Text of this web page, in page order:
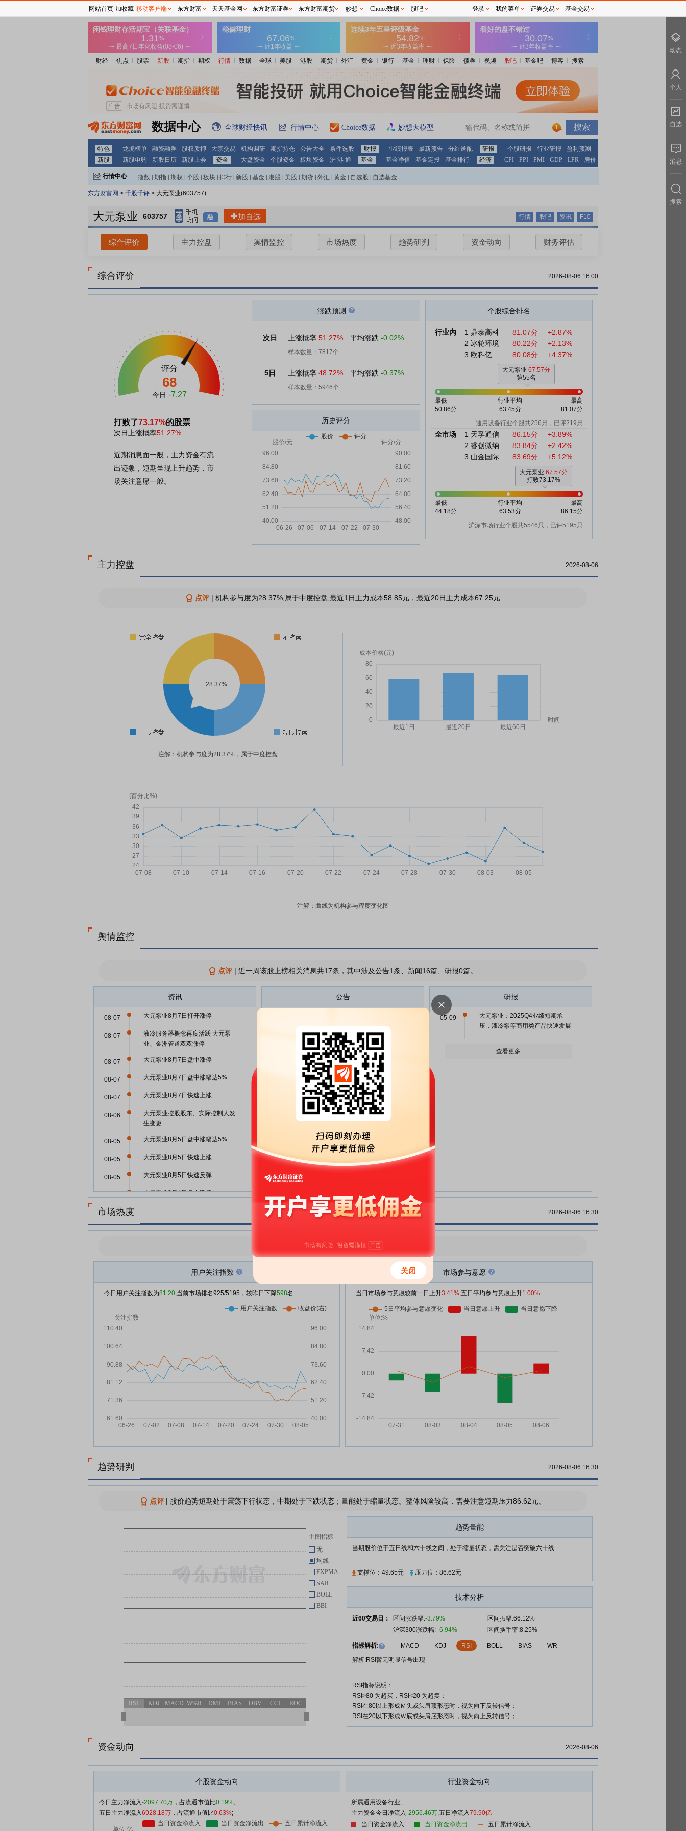
财经 焦点 股票 新股 期指 期权 行情 数据 全球 美股 港股 期货 外汇 黄金 银行 基金 理财 保险 债券 视频 股吧 基金吧 博客 搜索
数据中心 全球财经快讯 行情中心 Choice数据 妙想大模型 1
特色 龙虎榜单 融资融券 股权质押 大宗交易 机构调研 期指持仓 公告大全 条件选股 财报 业绩报表 最新预告 分红送配 研报 个股研报 行业研报
盈利预测
新股
新股申购 新股日历 新股上会 资金 大盘资金 个股资金 板块资金 沪 港 通 基金 基金净值 基金定投 基金排行 经济 CPI PPI PMI GDP LPR 房价
行情中心 指数 期指 期权 个股 板块 排行 新股 基金 港股 美股 期货 外汇 黄金 自选股 自选基金
东方财富网 > 千股千评 > 大元泵业(603757)
大元泵业 603757 融 加自选 行情 股吧 资讯 F10
综合评价 主力控盘 舆情监控 市场热度 趋势研判 资金动向 财务评估
综合评价 2026-08-06 16:00
评分
68
今日 -7.27
打败了73.17%的股票
次日上涨概率51.27%
近期消息面一般，主力资金有流
出迹象，短期呈现上升趋势，市
场关注意愿一般。
涨跌预测
次日 上涨概率 51.27% 平均涨跌 -0.02%
样本数量：7817个
5日 上涨概率 48.72% 平均涨跌 -0.37%
样本数量：5946个
历史评分
个股综合排名
行业内 1 鼎泰高科 81.07分
+2.87%
2 冰轮环境 80.22分
+2.13%
3 欧科亿 80.08分 +4.37%
大元泵业 67.57分
第55名
最低
50.86分
行业平均
63.45分
最高
81.07分
通用设备行业个股共256只，已评219只
全市场 1 天孚通信 86.15分
+3.89%
2 睿创微纳 83.84分
+2.42%
3 山金国际 83.69分 +5.12%
大元泵业 67.57分
打败73.17%
最低
44.18分
行业平均
63.53分
最高
86.15分
沪深市场行业个股共5546只，已评5195只
主力控盘 2026-08-06
点评| 机构参与度为28.37%,属于中度控盘,最近1日主力成本58.85元，最近20日主力成本67.25元
28.37%
注解：机构参与度为28.37%，属于中度控盘
注解：曲线为机构参与程度变化图
舆情监控
点评| 近一周该股上榜相关消息共17条，其中涉及公告1条、新闻16篇、研报0篇。
资讯
大元泵业8月7日打开涨停
08-07
液冷服务器概念再度活跃 大元泵
业、金洲管道双双涨停
08-07
大元泵业8月7日盘中涨停
08-07
大元泵业8月7日盘中涨幅达5%
08-07
大元泵业8月7日快速上涨
08-07
大元泵业控股股东、实际控制人发
生变更
08-06
大元泵业8月5日盘中涨幅达5%
08-05
大元泵业8月5日快速上涨
08-05
大元泵业8月5日快速反弹
08-05
大元泵业8月4日盘中涨停
08-04
液冷服务器概念震荡拉升 冰轮环
08-04
大元泵业8月4日快速上涨
大元泵业8月3日快速回调
08-03
07-31
07-30
大元泵业7月30日盘中跌停
07-30
大元泵业7月30日加速下跌
07-30
公告
公司关于股东股份转让过户完成暨
控股股东、实际控制人发生变更的
公告
大元泵业:浙江大元泵业股份有限
公司2026年投资者关系活动记录
表(2026-003)
大元泵业:浙江大元泵业股份有限
公司股票交易异常波动公告
公司简式权益变动报告书(余娇
妹、韩婷、韩静、韩博志)
大元泵业:浙江大元泵业股份有限
公司关于股东权益变动暨控股股
07-18
大元泵业:浙江大元泵业股份有限
公司简式权益变动报告书(韩元
07-18
大元泵业:北京德恒(杭州)律师事务
所关于浙江大元泵业股份有限公司
实际控制人变更相关事项的法律意
大元泵业:浙江大元泵业股份有限
07-14
大元泵业:浙江大元泵业股份有限
公司关于股东协议转让过户完成的
大元泵业:浙江大元泵业股份有限
公司股票交易异常波动公告
大元泵业:浙江大元泵业股份有限
大元泵业:浙江大元泵业股份有限
公司关于持股5%以上股东权益变
公司2025年年度权益分派实施公
大元泵业:浙江大元泵业股份有限
公司简式权益变动报告书(徐伟
建、韩元再、韩元平、韩元富、王
05-29
关于股东协议转让部分公司股份暨
权益变动的提示性公告
大元泵业:浙江大元泵业股份有限
公司简式权益变动报告书(受让方-
唐德)
05-29
大元泵业:北京德恒(杭州)律师事务
所关于浙江大元泵业股份有限公司
2025年年度股东会的法律意见
05-21
大元泵业:浙江大元泵业股份有限
公司2025年年度股东会决议公告
05-21
大元泵业:浙江大元泵业股份有限
大元泵业:浙江大元泵业股份有限
公司关于公司控股股东拟协议转让
部分股份的预披露事项的进展公告
05-14
研报
大元泵业：2025Q4业绩短期承
压，液冷泵等商用类产品快速发展
05-09
查看更多
市场热度 2026-08-06 16:30
今日用户关注度有所下降，参与意愿有所增强
市场参与意愿
当日市场参与意愿较前一日上升3.41%,五日平均参与意愿上升1.00%
用户关注指数
今日用户关注指数为81.20,当前市场排名925/5195，较昨日下降598名
趋势研判 2026-08-06 16:30
点评| 股价趋势短期处于震荡下行状态，中期处于下跌状态；量能处于缩量状态。整体风险较高，需要注意短期压力86.62元。
趋势量能
当期股价位于五日线和六十线之间，处于缩量状态，需关注是否突破六十线
支撑位：49.65元 压力位：86.62元
技术分析
近60交易日： 区间涨跌幅:-3.79%
区间振幅:66.12%
沪深300涨跌幅: -6.94% 区间换手率:8.25%
指标解析: MACD KDJ RSI BOLL BIAS
WR
解析:RSI暂无明显信号出现
RSI指标说明：
RSI>80 为超买，RSI<20 为超卖；
RSI在80以上形成Ｍ头或头肩顶形态时，视为向下反转信号；
RSI在20以下形成Ｗ底或头肩底形态时，视为向上反转信号；
主图指标
无
均线
EXPMA
SAR
BOLL
BBI
RSI KDJ MACD W%R DMI BIAS OBV CCI ROC
资金动向 2026-08-06
个股资金动向
今日主力净流入-2097.70万 ，占流通市值比0.19%;
五日主力净流入6928.18万 ，占流通市值比0.63%;
行业资金动向
所属通用设备行业,
主力资金今日净流入-2956.46万,五日净流入79.90亿
当日资金净流入
当日资金净流出 五日累计净流入
网站首页 加收藏 移动客户端 东方财富 天天基金网 东方财富证券 东方财富期货 妙想 Choice数据 股吧 登录 我的菜单 证券交易 基金交易
动态
个人
自选
消息
搜索